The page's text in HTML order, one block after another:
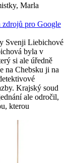
Marla
zdrojů pro Google
Svenji Liebichové
byla v
si ale úředně
na Chebsku ji na
Krajský soud
ale odročil,
kterou